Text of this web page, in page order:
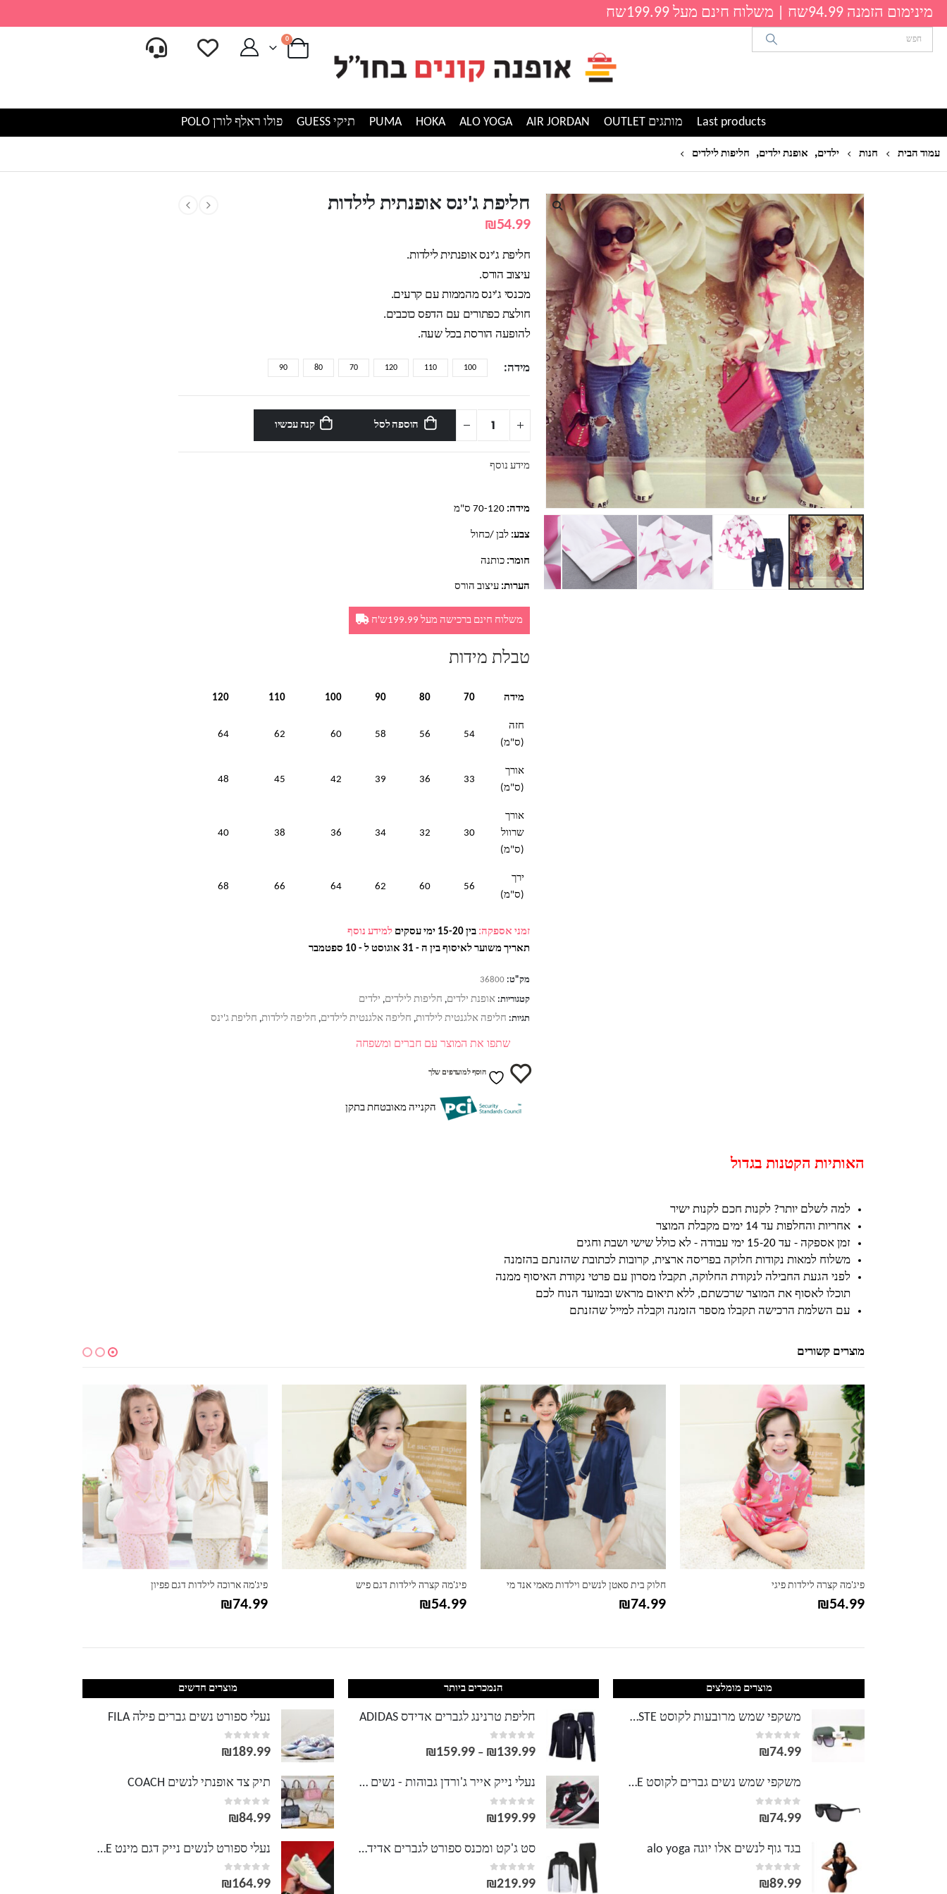
מינימום הזמנה 94.99שח | משלוח חינם מעל 199.99שח
0
Last products מותגים OUTLET AIR JORDAN
ALO YOGA
HOKA
PUMA תיקי GUESS פולו ראלף לורן POLO
עמוד הבית חנות ילדים, אופנת ילדים, חליפות לילדים
חליפת ג'ינס אופנתית לילדות
₪54.99
חליפת ג'ינס אופנתית לילדות.
עיצוב הורס.
מכנסי ג'ינס מהממות עם קרעים.
חולצת כפתורים עם הדפס כוכבים.
להופעה הורסת בכל שעה.
מידה 100
110
120
70
80
90
הוספה לסל קנה עכשיו
מידע נוסף
מידה: 70-120 ס"מ
צבע: לבן /כחול
חומר: כותנה
הערות: עיצוב הורס
משלוח חינם ברכישה מעל 199.99ש'ח
טבלת מידות
מידה 70
80
90
100
110
120
חזה
(ס"מ)
54
56
58
60
62
64
אורך
(ס"מ)
33
36
39
42
45
48
אורך
שרוול
(ס"מ)
30
32
34
36
38
40
ירך
(ס"מ)
56
60
62
64
66
68
זמני אספקה: בין 15-20 ימי עסקים
למידע נוסף
תאריך משוער לאיסוף בין ה - 31 אוגוסט ל - 10 ספטמבר
מק"ט: 36800
קטגוריות: אופנת ילדים, חליפות לילדים, ילדים
תגיות: חליפה אלגנטית לילדות, חליפה אלגנטית לילדים, חליפה לילדות, חליפת ג'ינס
שתפו את המוצר עם חברים ומשפחה
הוסף למועדפים שלך
הקנייה מאובטחת בתקן
האותיות הקטנות בגדול
למה לשלם יותר? לקנות חכם לקנות ישיר
אחריות והחלפות עד 14 ימים מקבלת המוצר
זמן אספקה - עד 15-20 ימי עבודה - לא כולל שישי ושבת וחגים
משלוח למאות נקודות חלוקה בפריסה ארצית, קרובות לכתובת שהזנתם בהזמנה
לפני הגעת החבילה לנקודת החלוקה, תקבלו מסרון עם פרטי נקודת האיסוף ממנה
תוכלו לאסוף את המוצר שרכשתם, ללא תיאום מראש ובמועד הנוח לכם
עם השלמת הרכישה תקבלו מספר הזמנה וקבלה למייל שהזנתם
מוצרים קשורים
פיג'מה קצרה לילדות פיגי
₪54.99
למוצר זה יש מספר סוגים. ניתן לבחור את האפשרויות בעמוד המוצר
חלוק בית סאטן לנשים וילדות מאמי אנד מי
₪74.99
למוצר זה יש מספר סוגים. ניתן לבחור את האפשרויות בעמוד המוצר
פיג'מה קצרה לילדות דגם פיש
₪54.99
למוצר זה יש מספר סוגים. ניתן לבחור את האפשרויות בעמוד המוצר
פיג'מה ארוכה לילדות דגם פפיון
₪74.99
מוצרים מומלצים
משקפי שמש מרובעות לקוסט LACOSTE
0
out of 5
₪74.99
משקפי שמש נשים גברים לקוסט LACOSTE
0
out of 5
₪74.99
בגד גוף לנשים אלו יוגה alo yoga
0
out of 5
₪89.99
הנמכרים ביותר
חליפת טרנינג לגברים אדידס ADIDAS
0
out of 5
₪139.99
–
₪159.99
טווח
נעלי נייק אייר ג'ורדן גבוהות - נשים גברים NIKE AIR JORDAN
0
out of 5
₪199.99
סט ג'קט ומכנס ספורט לגברים אדידס ADIDAS
0
out of 5
₪219.99
מוצרים חדשים
נעלי ספורט נשים גברים פילה FILA
0
out of 5
₪189.99
תיק צד אופנתי לנשים COACH
0
out of 5
₪84.99
נעלי ספורט לנשים נייק דגם מינט NIKE
0
out of 5
₪164.99